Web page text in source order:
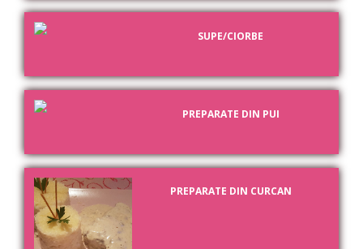
SUPE/CIORBE
PREPARATE DIN PUI
PREPARATE DIN CURCAN